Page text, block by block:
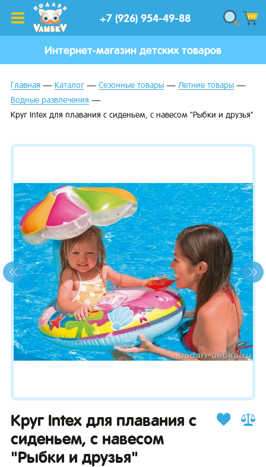
+7 (926) 954-49-88
Интернет-магазин детских товаров
Главная Каталог Сезонные товары
Летние товары
Водные развлечения
Круг Intex для плавания с сиденьем, с навесом "Рыбки и друзья"
Круг Intex для плавания с
сиденьем, с навесом
"Рыбки и друзья"